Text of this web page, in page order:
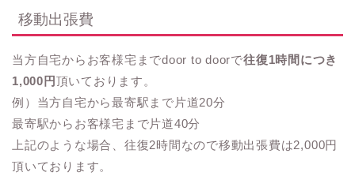
移動出張費
当方自宅からお客様宅までdoor to doorで往復1時間につき
1,000円頂いております。
例）当方自宅から最寄駅まで片道20分
最寄駅からお客様宅まで片道40分
上記のような場合、往復2時間なので移動出張費は2,000円
頂いております。